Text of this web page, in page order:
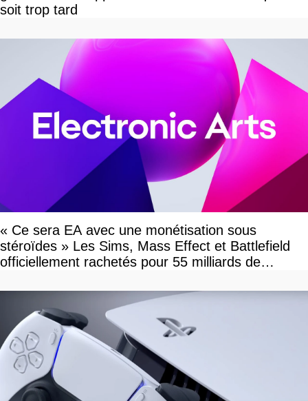
soit trop tard
« Ce sera EA avec une monétisation sous
stéroïdes » Les Sims, Mass Effect et Battlefield
officiellement rachetés pour 55 milliards de